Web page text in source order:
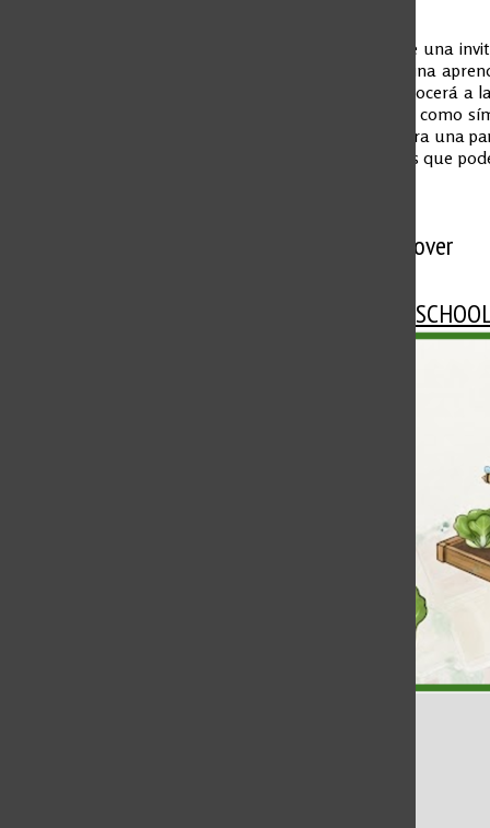
El CAS extiende una
reto que combina
concurso reconocerá
Eco Kit Familiar como
, y se espera una
demostraremos que
More to Discover
More in ECO-